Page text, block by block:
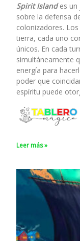
Spirit Islandes un
sobre la defensa
colonizadores.
tierra, cada uno
únicos. En cada
simultáneamente
energía para
poder que
espíritu puede
Leer más »